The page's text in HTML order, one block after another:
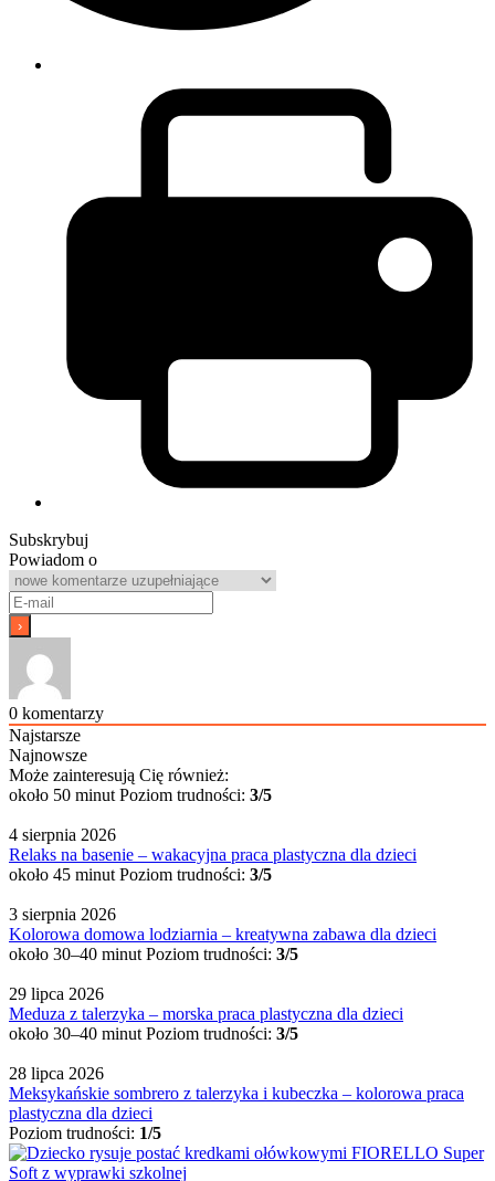
Subskrybuj
Powiadom o
0 komentarzy
Najstarsze
Najnowsze
Może zainteresują Cię również:
około 50 minut Poziom trudności: 3/5
4 sierpnia 2026
Relaks na basenie – wakacyjna praca plastyczna dla dzieci
około 45 minut Poziom trudności: 3/5
3 sierpnia 2026
Kolorowa domowa lodziarnia – kreatywna zabawa dla dzieci
około 30–40 minut Poziom trudności: 3/5
29 lipca 2026
Meduza z talerzyka – morska praca plastyczna dla dzieci
około 30–40 minut Poziom trudności: 3/5
28 lipca 2026
Meksykańskie sombrero z talerzyka i kubeczka – kolorowa praca
plastyczna dla dzieci
Poziom trudności: 1/5